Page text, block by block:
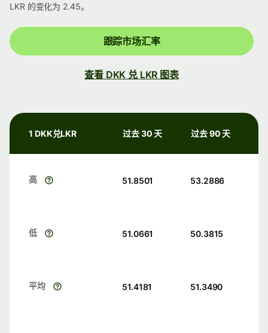
LKR 的变化为 2.45。
跟踪市场汇率
查看 DKK 兑 LKR 图表
1 DKK兑LKR 过去 30 天 过去 90 天
高 51.8501 53.2886
低 51.0661 50.3815
平均 51.4181 51.3490